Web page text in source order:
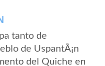
tanto de
de UspantÃ¡n
del Quiche en